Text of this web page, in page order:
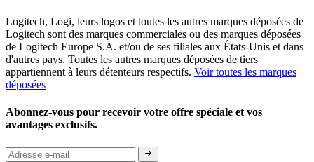
Logitech, Logi, leurs logos et toutes les autres marques déposées de
Logitech sont des marques commerciales ou des marques déposées
de Logitech Europe S.A. et/ou de ses filiales aux États-Unis et dans
d'autres pays. Toutes les autres marques déposées de tiers
appartiennent à leurs détenteurs respectifs. Voir toutes les marques
déposées
Abonnez-vous pour recevoir votre offre spéciale et vos
avantages exclusifs.